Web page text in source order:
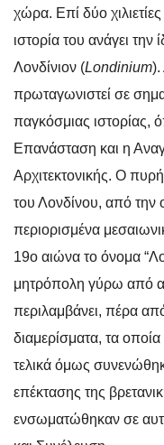
χώρα. Επί δύο
ιστορία του ανάγει
Λονδίνιον (Londinium).
πρωταγωνιστεί σε
παγκόσμιας ιστορίας,
Επανάσταση και η
Αρχιτεκτονικής. Ο
του Λονδίνου, από την
περιορισμένα
19ο αιώνα το όνομα
μητρόπολη γύρω από
περιλαμβάνει, πέρα
διαμερίσματα, τα
τελικά όμως
επέκτασης της
ενσωματώθηκαν σε